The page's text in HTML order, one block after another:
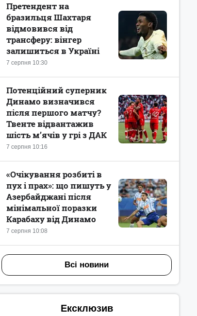
7 серпня 10:30
Претендент на
бразильця Шахтаря
відмовився від
трансферу: вінгер
залишиться в Україні
7 серпня 10:16
Потенційний суперник
Динамо визначився
після першого матчу?
Твенте відвантажив
шість м’ячів у грі з ДАК
7 серпня 10:08
«Очікування розбиті в
пух і прах»: що пишуть у
Азербайджані після
мінімальної поразки
Карабаху від Динамо
Всі новини
Ексклюзив